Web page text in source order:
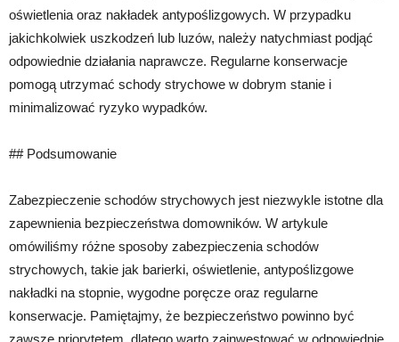
oświetlenia oraz nakładek antypoślizgowych. W przypadku
jakichkolwiek uszkodzeń lub luzów, należy natychmiast podjąć
odpowiednie działania naprawcze. Regularne konserwacje
pomogą utrzymać schody strychowe w dobrym stanie i
minimalizować ryzyko wypadków.
## Podsumowanie
Zabezpieczenie schodów strychowych jest niezwykle istotne dla
zapewnienia bezpieczeństwa domowników. W artykule
omówiliśmy różne sposoby zabezpieczenia schodów
strychowych, takie jak barierki, oświetlenie, antypoślizgowe
nakładki na stopnie, wygodne poręcze oraz regularne
konserwacje. Pamiętajmy, że bezpieczeństwo powinno być
zawsze priorytetem, dlatego warto zainwestować w odpowiednie